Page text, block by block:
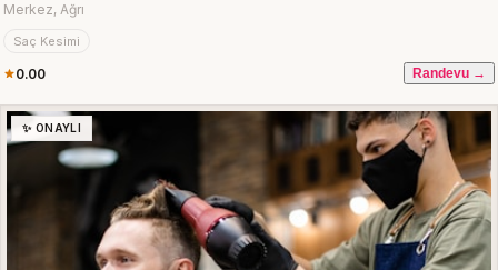
Merkez, Ağrı
Saç Kesimi
0.00 Randevu →
✨ ONAYLI